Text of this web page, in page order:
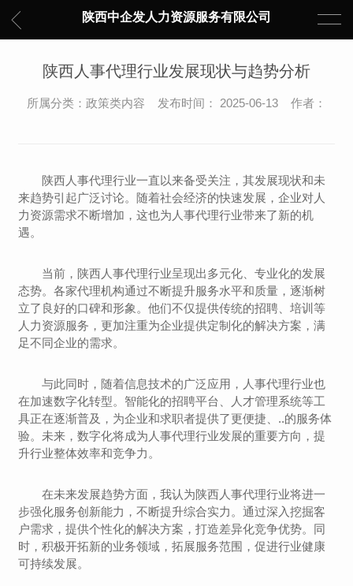
陕西中企发人力资源服务有限公司
陕西人事代理行业发展现状与趋势分析
所属分类：政策类内容 发布时间： 2025-06-13 作者：
陕西人事代理行业一直以来备受关注，其发展现状和未
来趋势引起广泛讨论。随着社会经济的快速发展，企业对人
力资源需求不断增加，这也为人事代理行业带来了新的机
遇。
当前，陕西人事代理行业呈现出多元化、专业化的发展
态势。各家代理机构通过不断提升服务水平和质量，逐渐树
立了良好的口碑和形象。他们不仅提供传统的招聘、培训等
人力资源服务，更加注重为企业提供定制化的解决方案，满
足不同企业的需求。
与此同时，随着信息技术的广泛应用，人事代理行业也
在加速数字化转型。智能化的招聘平台、人才管理系统等工
具正在逐渐普及，为企业和求职者提供了更便捷、..的服务体
验。未来，数字化将成为人事代理行业发展的重要方向，提
升行业整体效率和竞争力。
在未来发展趋势方面，我认为陕西人事代理行业将进一
步强化服务创新能力，不断提升综合实力。通过深入挖掘客
户需求，提供个性化的解决方案，打造差异化竞争优势。同
时，积极开拓新的业务领域，拓展服务范围，促进行业健康
可持续发展。